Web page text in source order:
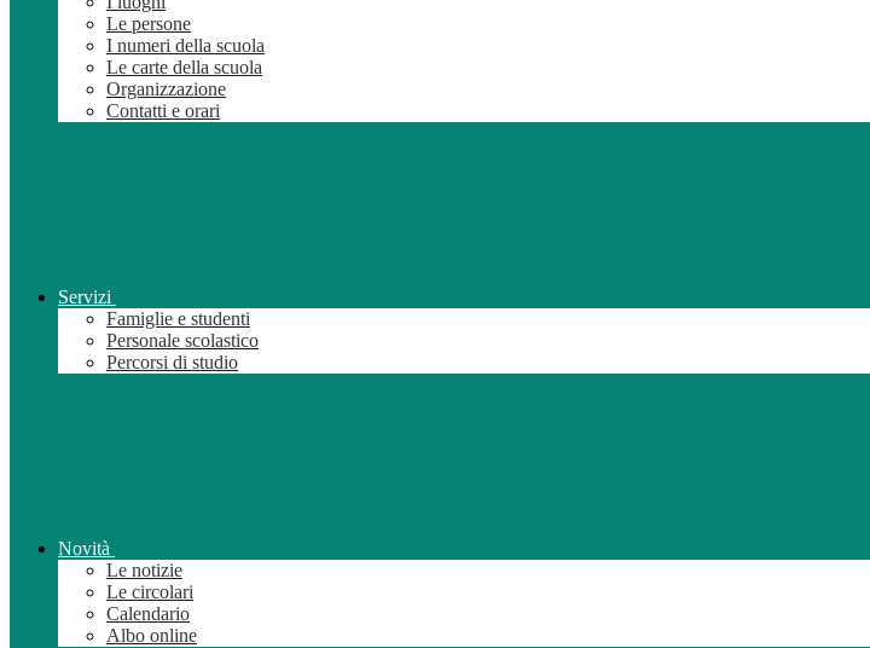
Le persone
I numeri della scuola
Le carte della scuola
Organizzazione
Contatti e orari
Servizi
Famiglie e studenti
Personale scolastico
Percorsi di studio
Novità
Le notizie
Le circolari
Calendario
Albo online